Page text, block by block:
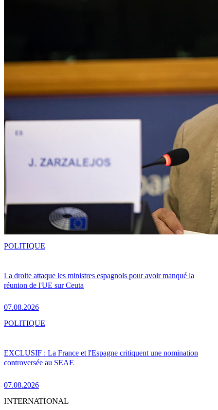
La droite attaque les ministres espagnols pour avoir manqué la
réunion de l'UE sur Ceuta
07.08.2026
POLITIQUE
EXCLUSIF : La France et l'Espagne critiquent une nomination
controversée au SEAE
07.08.2026
POLITIQUE
INTERNATIONAL